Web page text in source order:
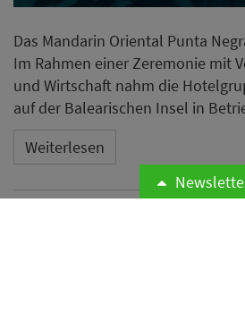
Das Mandarin Oriental Punta
Im Rahmen einer Zeremonie mit
und Wirtschaft nahm die
auf der Balearischen Insel in
Weiterlesen